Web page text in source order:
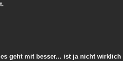
geht mit besser... ist ja nicht wirklich